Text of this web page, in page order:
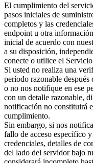
El cumplimiento del
pasos iniciales de
completos y las
endpoint u otra
inicial de acuerdo con
a su disposición,
conecte o utilice el Servicio
Si usted no realiza una
período razonable
o no nos notifique en ese
con un detalle razonable,
notificación no constituirá
cumplimiento.
Sin embargo, si nos
fallo de acceso específico
credenciales, detalles de
del lado del servidor bajo